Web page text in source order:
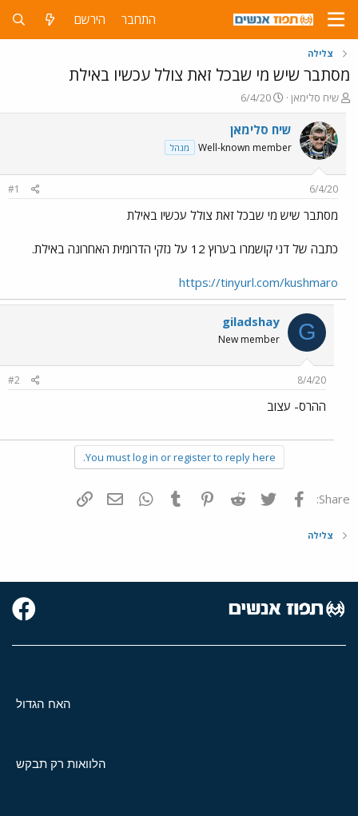
התחבר הירשם
צלילה
מסתבר שיש מי שבכל זאת צולל עכשיו באילת
פ
ו
ת
ח
ה
ו
ש
א
שיח סלימאן
פ
ו
ר
ם
ר
6/4/20
שיח סלימאן
Well-known member מנהל
6/4/20
#1
מסתבר שיש מי שבכל זאת צולל עכשיו באילת
כתבה של דני קושמרו בערוץ 12 על נזקי הדרומית האחרונה באילת.
https://tinyurl.com/kushmaro
G
giladshay
New member
8/4/20
#2
ההרס- עצוב
You must log in or register to reply here.
Share: פייסבוק Twitter
Reddit
Pinterest
Tumblr
WhatsAppדואר אלקטרוני
צלילה
האח הגדול
הלוואות רק תבקש